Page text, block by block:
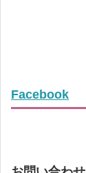
Facebook